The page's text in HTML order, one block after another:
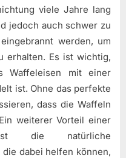
viele Jahre lang
jedoch auch schwer zu
werden, um
erhalten. Es ist wichtig,
Waffeleisen mit einer
ist. Ohne das perfekte
dass die Waffeln
weiterer Vorteil einer
ist die natürliche
dabei helfen können,